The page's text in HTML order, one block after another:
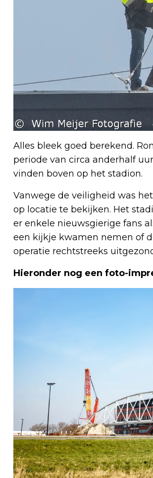
Alles bleek goed berekend.
periode van circa anderhalf
vinden boven op het stadion.
Vanwege de veiligheid was
op locatie te bekijken. Het
er enkele nieuwsgierige fans
een kijkje kwamen nemen of
operatie rechtstreeks
Hieronder nog een foto-